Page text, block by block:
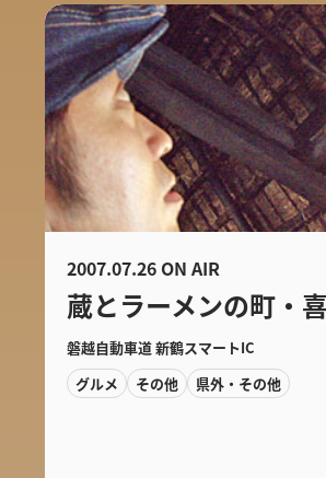
2007.07.26 ON AIR
蔵とラーメンの町・
磐越自動車道 新鶴スマートIC
グルメ
その他 県外・その他